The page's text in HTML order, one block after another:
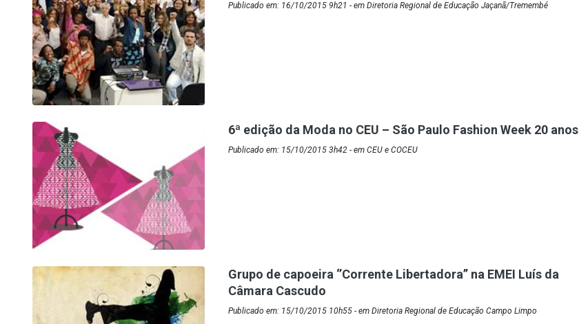
Publicado em: 16/10/2015 9h21 - em Diretoria Regional de Educação Jaçanã/Tremembé
6ª edição da Moda no CEU – São Paulo Fashion Week 20 anos
Publicado em: 15/10/2015 3h42 - em CEU e COCEU
Grupo de capoeira ‘’Corrente Libertadora’’ na EMEI Luís da
Câmara Cascudo
Publicado em: 15/10/2015 10h55 - em Diretoria Regional de Educação Campo Limpo